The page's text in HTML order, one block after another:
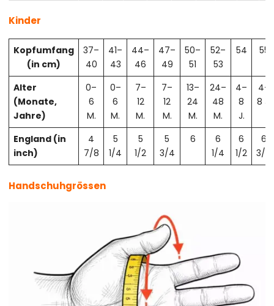
Kinder
Kopfumfang
(in cm)
37–
40
41–
43
44–
46
47–
49
50–
51
52–
53
54 55
Alter
(Monate,
Jahre)
0–
6
M.
0–
6
M.
7–
12
M.
7–
12
M.
13–
24
M.
24–
48
M.
4–
8
J.
4–
8 J.
England (in
inch)
4
7/8
5
1/4
5
1/2
5
3/4
6
6
1/4
6
1/2
6
3/4
Handschuhgrössen